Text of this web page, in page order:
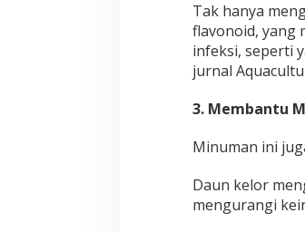
u
J
a
g
G
u
a
a
r
a
Tak hanya
flavonoid, yang
infeksi, seperti
jurnal
3. Membantu
Minuman ini
Daun kelor
mengurangi